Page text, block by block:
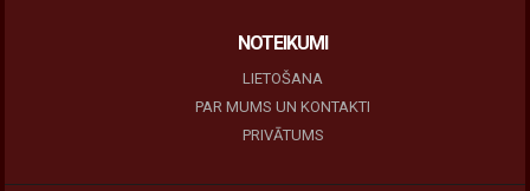
NOTEIKUMI
LIETOŠANA
PAR MUMS UN KONTAKTI
PRIVĀTUMS